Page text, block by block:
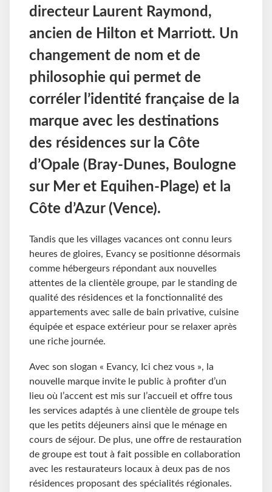
directeur Laurent Raymond,
ancien de Hilton et Marriott. Un
changement de nom et de
philosophie qui permet de
corréler l’identité française de la
marque avec les destinations
des résidences sur la Côte
d’Opale (Bray-Dunes, Boulogne
sur Mer et Equihen-Plage) et la
Côte d’Azur (Vence).
Tandis que les villages vacances ont connu leurs
heures de gloires, Evancy se positionne désormais
comme hébergeurs répondant aux nouvelles
attentes de la clientèle groupe, par le standing de
qualité des résidences et la fonctionnalité des
appartements avec salle de bain privative, cuisine
équipée et espace extérieur pour se relaxer après
une riche journée.
Avec son slogan « Evancy, Ici chez vous », la
nouvelle marque invite le public à profiter d’un
lieu où l’accent est mis sur l’accueil et offre tous
les services adaptés à une clientèle de groupe tels
que les petits déjeuners ainsi que le ménage en
cours de séjour. De plus, une offre de restauration
de groupe est tout à fait possible en collaboration
avec les restaurateurs locaux à deux pas de nos
résidences proposant des spécialités régionales.